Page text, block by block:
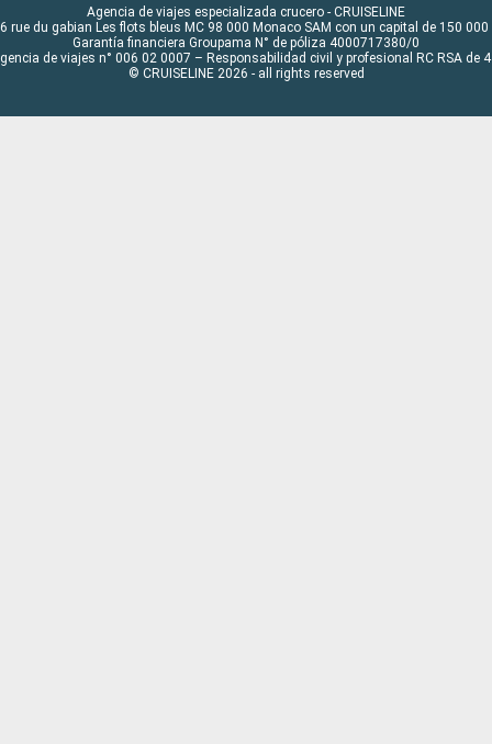
Agencia de viajes especializada crucero - CRUISELINE
rue du gabian Les flots bleus MC 98 000 Monaco SAM con un capital de 150 000
Garantía financiera Groupama N° de póliza 4000717380/0
de viajes n° 006 02 0007 – Responsabilidad civil y profesional RC RSA de
© CRUISELINE 2026 - all rights reserved